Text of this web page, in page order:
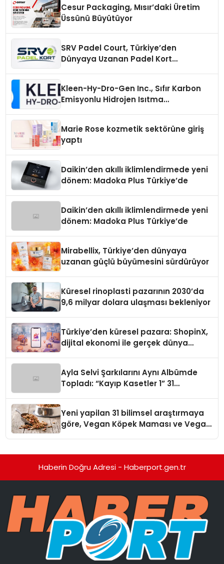
Cesur Packaging, Mısır’daki Üretim
Üssünü Büyütüyor
SRV Padel Court, Türkiye’den
Dünyaya Uzanan Padel Kort
Kleen-Hy-Dro-Gen Inc., Sıfır Karbon
Emisyonlu Hidrojen Isıtma
Marie Rose kozmetik sektörüne giriş
yaptı
Daikin’den akıllı iklimlendirmede yeni
dönem: Madoka Plus Türkiye’de
Daikin’den akıllı iklimlendirmede yeni
dönem: Madoka Plus Türkiye’de
Mirabellix, Türkiye’den dünyaya
uzanan güçlü büyümesini sürdürüyor
Küresel rinoplasti pazarının 2030’da
9,6 milyar dolara ulaşması bekleniyor
Türkiye’den küresel pazara: ShopinX,
dijital ekonomi ile gerçek dünya
Ayla Selvi Şarkılarını Aynı Albümde
Topladı: “Kayıp Kasetler 1” 31
Yeni yapilan 31 bilimsel araştırmaya
göre, Vegan Köpek Maması ve Vegan
Haberin Doğru Adresi - Haberport.gen.tr